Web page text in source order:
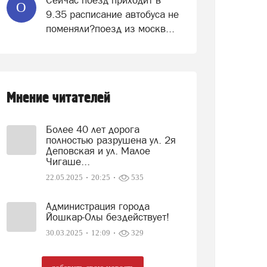
О
9.35 расписание автобуса не
поменяли?поезд из москв...
Мнение читателей
Более 40 лет дорога
полностью разрушена ул. 2я
Деповская и ул. Малое
Чигаше...
22.05.2025 20:25 535
Администрация города
Йошкар-Олы бездействует!
30.03.2025 12:09 329